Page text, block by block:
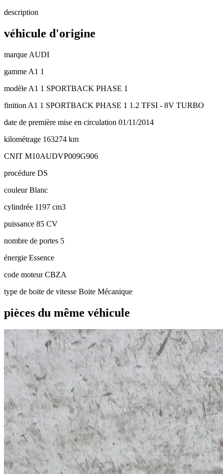
description
véhicule d'origine
marque AUDI
gamme A1 1
modèle A1 1 SPORTBACK PHASE 1
finition A1 1 SPORTBACK PHASE 1 1.2 TFSI - 8V TURBO
date de première mise en circulation 01/11/2014
kilométrage 163274 km
CNIT M10AUDVP009G906
procédure DS
couleurBlanc
cylindrée 1197 cm3
puissance 85 CV
nombre de portes 5
énergie Essence
code moteurCBZA
type de boite de vitesse Boite Mécanique
pièces du même véhicule